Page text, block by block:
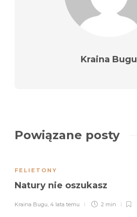
Kraina Bugu
Powiązane posty
FELIETONY
Natury nie oszukasz
Kraina Bugu, 4 lata temu 2 min